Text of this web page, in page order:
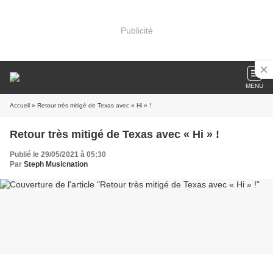
Publicité
MENU
Accueil » Retour très mitigé de Texas avec « Hi » !
Retour très mitigé de Texas avec « Hi » !
Publié le 29/05/2021 à 05:30
Par Steph Musicnation